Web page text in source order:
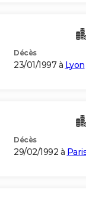
Décès
23/01/1997 à Lyon
Décès
29/02/1992 à